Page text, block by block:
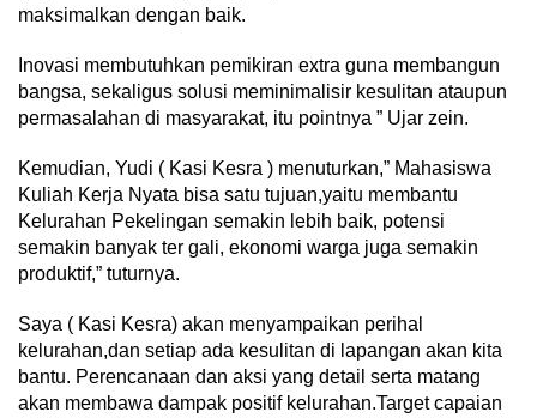
maksimalkan dengan baik.
Inovasi membutuhkan pemikiran extra guna membangun
bangsa, sekaligus solusi meminimalisir kesulitan ataupun
permasalahan di masyarakat, itu pointnya ” Ujar zein.
Kemudian, Yudi ( Kasi Kesra ) menuturkan,” Mahasiswa
Kuliah Kerja Nyata bisa satu tujuan,yaitu membantu
Kelurahan Pekelingan semakin lebih baik, potensi
semakin banyak ter gali, ekonomi warga juga semakin
produktif,” tuturnya.
Saya ( Kasi Kesra) akan menyampaikan perihal
kelurahan,dan setiap ada kesulitan di lapangan akan kita
bantu. Perencanaan dan aksi yang detail serta matang
akan membawa dampak positif kelurahan.Target capaian